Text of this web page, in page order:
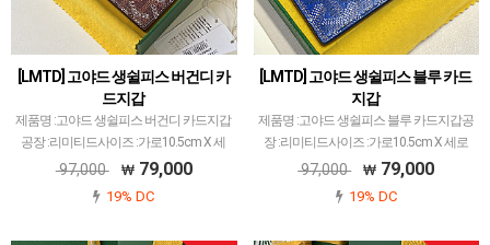
[LMTD] 고야드 생쉴피스 버건디 카
드지갑
제품명 :고야드 생쉴피스 버건디 카드지갑
공장 :리미티드사이즈 :가로10.5cm X 세
로7cm색상 :버건디소재 :캔버스 앤카프스
장 최소화된 공장입니다.고야드에서 많이
97,000 79,000
19% DC
[LMTD] 고야드 생쉴피스 블루 카드
지갑
제품명 :고야드 생쉴피스 블루 카드지갑공
장 :리미티드사이즈 :가로10.5cm X 세로
7cm색상 :블루소재 :캔버스 앤카프스킨고
소화된 공장입니다.고야드에서 많이 사용
97,000 79,000
19% DC